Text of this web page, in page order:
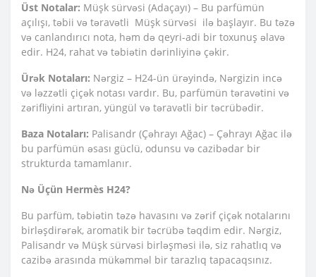
Üst Notalar: Müşk sürvəsi (Adaçayı) – Bu parfümün
açılışı, təbii və təravətli Müşk sürvəsi ilə başlayır. Bu təzə
və canlandırıcı nota, həm də qeyri-adi bir toxunuş əlavə
edir. H24, rahat və təbiətin dərinliyinə çəkir.
Ürək Notaları: Nərgiz – H24-ün ürəyində, Nərgizin incə
və ləzzətli çiçək notası vardır. Bu, parfümün təravətini və
zərifliyini artıran, yüngül və təravətli bir təcrübədir.
Baza Notaları: Palisandr (Çəhrayı Ağac) – Çəhrayı Ağac ilə
bu parfümün əsası güclü, odunsu və cazibədar bir
strukturda tamamlanır.
Nə Üçün Hermès H24?
Bu parfüm, təbiətin təzə havasını və zərif çiçək notalarını
birləşdirərək, aromatik bir təcrübə təqdim edir. Nərgiz,
Palisandr və Müşk sürvəsi birləşməsi ilə, siz rahatlıq və
cazibə arasında mükəmməl bir tarazlıq tapacaqsınız.